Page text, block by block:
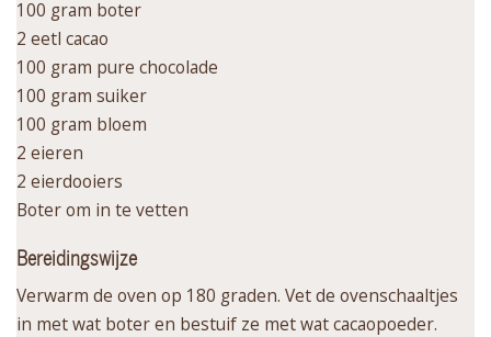
100 gram boter
2 eetl cacao
100 gram pure chocolade
100 gram suiker
100 gram bloem
2 eieren
2 eierdooiers
Boter om in te vetten
Bereidingswijze
Verwarm de oven op 180 graden. Vet de ovenschaaltjes
in met wat boter en bestuif ze met wat cacaopoeder.